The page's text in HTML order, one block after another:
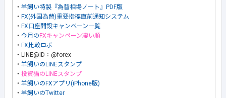
・ 羊飼い特製『為替相場ノート』PDF版
・ FX(外国為替)重要指標直前通知システム
・ FX口座開設キャンペーン一覧
・ 今月の FXキャンペーン凄い順
・ FX比較ロボ
・LINE@ID：@forex
・ 羊飼いのLINEスタンプ
・ 投資猫のLINEスタンプ
・ 羊飼いのFXアプリ(iPhone版)
・ 羊飼いのTwitter